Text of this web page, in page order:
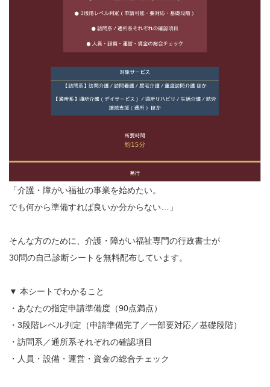
「介護・障がい福祉の事業を始めたい。
でも何から準備すれば良いか分からない…」
そんな方のために、介護・障がい福祉専門の行政書士が
30問の自己診断シートを無料配布しています。
▼ 本シートでわかること
・あなたの指定申請準備度（90点満点）
・3段階レベル判定（申請準備完了／一部要対応／基礎段階）
・訪問系／通所系それぞれの確認項目
・人員・設備・運営・資金の総合チェック